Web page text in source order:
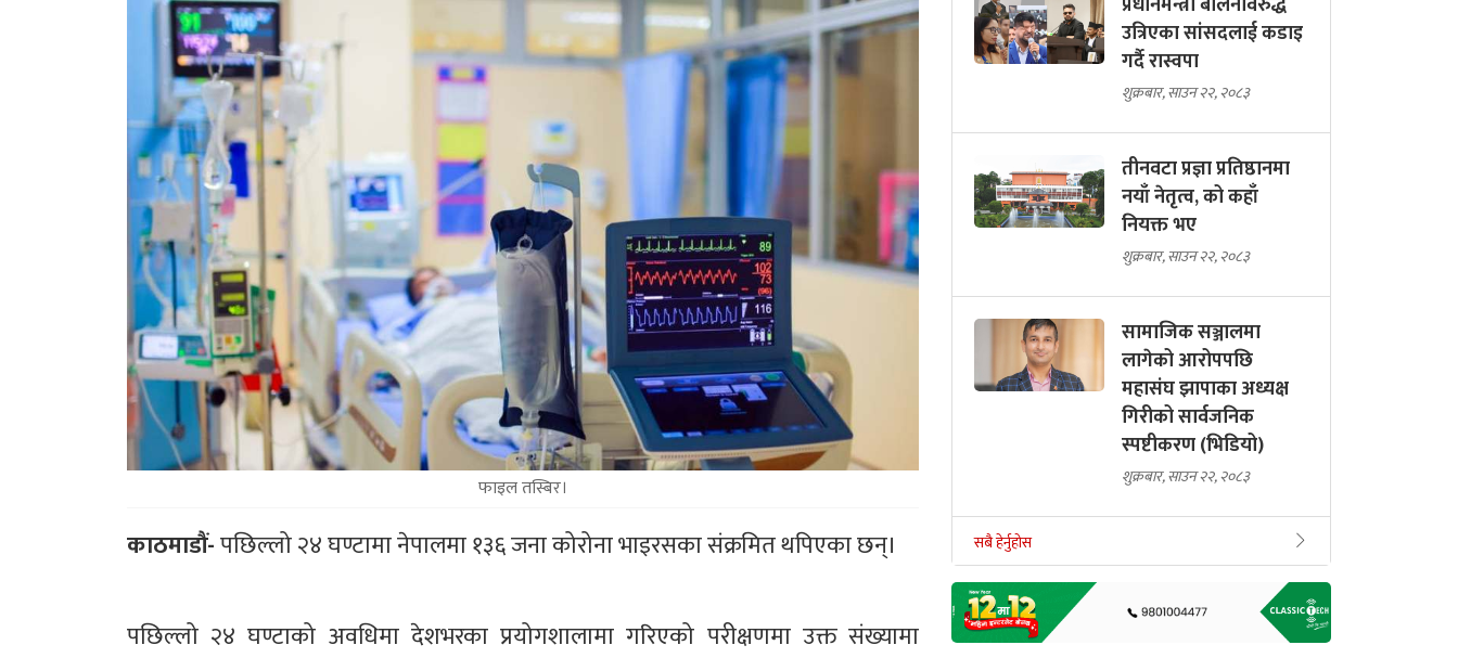
फाइल तस्बिर।
काठमाडौं-पछिल्लो २४ घण्टामा नेपालमा १३६ जना कोरोना भाइरसका संक्रमित थपिएका छन्।
पछिल्लो २४ घण्टाको अवधिमा देशभरका प्रयोगशालामा गरिएको परीक्षणमा उक्त संख्यामा
उत्रिएका सांसदलाई कडाइ
गर्दै रास्वपा
शुक्रबार, साउन २२, २०८३
तीनवटा प्रज्ञा प्रतिष्ठानमा
नयाँ नेतृत्व, को कहाँ
नियक्त भए
शुक्रबार, साउन २२, २०८३
सामाजिक सञ्जालमा
लागेको आरोपपछि
महासंघ झापाका अध्यक्ष
गिरीको सार्वजनिक
स्पष्टीकरण (भिडियो)
शुक्रबार, साउन २२, २०८३
सबै हेर्नुहोस